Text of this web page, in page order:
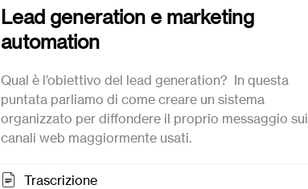
Lead generation e marketing
automation
Qual è l’obiettivo del lead generation? In questa
puntata parliamo di come creare un sistema
organizzato per diffondere il proprio messaggio sui
canali web maggiormente usati.
Trascrizione